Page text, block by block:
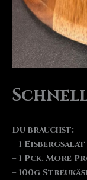
Du brauchst:
– 1 Eisbergsalat
– 1 Pck. More
– 100g